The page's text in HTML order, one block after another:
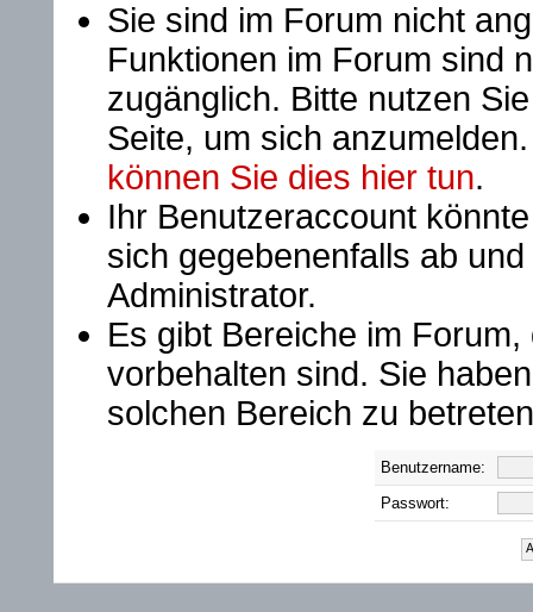
Sie sind im Forum nicht
Funktionen im Forum sind
zugänglich. Bitte nutzen
Seite, um sich
können Sie dies hier tun.
Ihr Benutzeraccount
sich gegebenenfalls ab
Administrator.
Es gibt Bereiche im
vorbehalten sind. Sie
solchen Bereich zu
Benutzername:
Passwort: